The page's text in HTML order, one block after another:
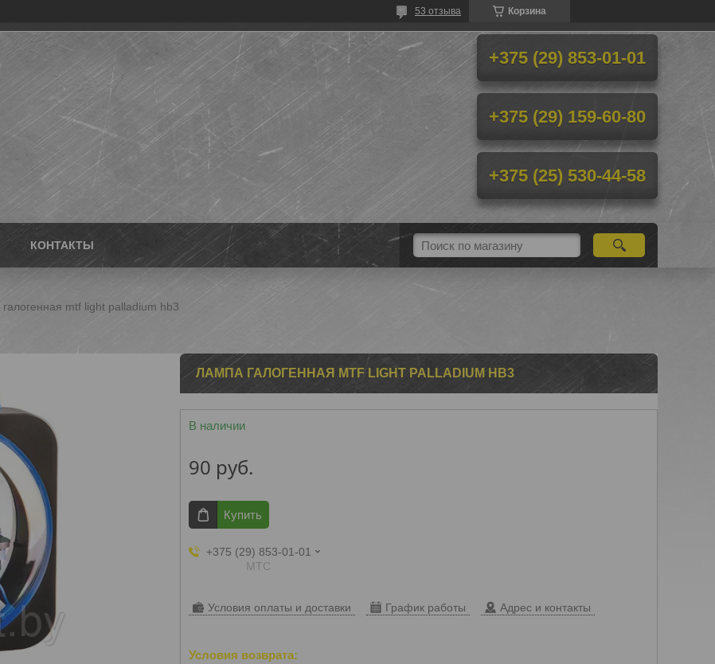
Корзина
53 отзыва
+375 (29) 853-01-01
+375 (29) 159-60-80
+375 (25) 530-44-58
КОНТАКТЫ
mtf light palladium hb3
ЛАМПА ГАЛОГЕННАЯ MTF LIGHT PALLADIUM HB3
В наличии
90 руб.
Купить
+375 (29) 853-01-01
МТС
Условия оплаты и доставки График работы Адрес и контакты